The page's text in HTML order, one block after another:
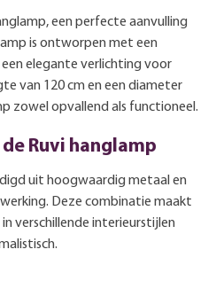
een perfecte aanvulling
is ontworpen met een
elegante verlichting voor
van 120 cm en een diameter
zowel opvallend als functioneel.
Ruvi hanglamp
uit hoogwaardig metaal en
Deze combinatie maakt
verschillende interieurstijlen